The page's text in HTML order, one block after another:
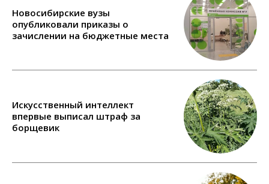
Новосибирские вузы
опубликовали приказы о
зачислении на бюджетные места
Искусственный интеллект
впервые выписал штраф за
борщевик